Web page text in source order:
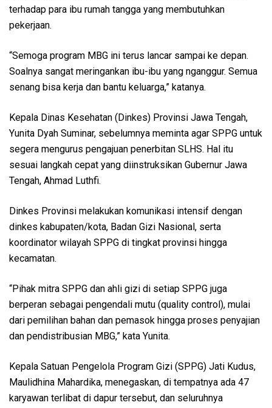
terhadap para ibu rumah tangga yang membutuhkan
pekerjaan.
“Semoga program MBG ini terus lancar sampai ke depan.
Soalnya sangat meringankan ibu-ibu yang nganggur. Semua
senang bisa kerja dan bantu keluarga,” katanya.
Kepala Dinas Kesehatan (Dinkes) Provinsi Jawa Tengah,
Yunita Dyah Suminar, sebelumnya meminta agar SPPG untuk
segera mengurus pengajuan penerbitan SLHS. Hal itu
sesuai langkah cepat yang diinstruksikan Gubernur Jawa
Tengah, Ahmad Luthfi.
Dinkes Provinsi melakukan komunikasi intensif dengan
dinkes kabupaten/kota, Badan Gizi Nasional, serta
koordinator wilayah SPPG di tingkat provinsi hingga
kecamatan.
“Pihak mitra SPPG dan ahli gizi di setiap SPPG juga
berperan sebagai pengendali mutu (quality control), mulai
dari pemilihan bahan dan pemasok hingga proses penyajian
dan pendistribusian MBG,” kata Yunita.
Kepala Satuan Pengelola Program Gizi (SPPG) Jati Kudus,
Maulidhina Mahardika, menegaskan, di tempatnya ada 47
karyawan terlibat di dapur tersebut, dan seluruhnya